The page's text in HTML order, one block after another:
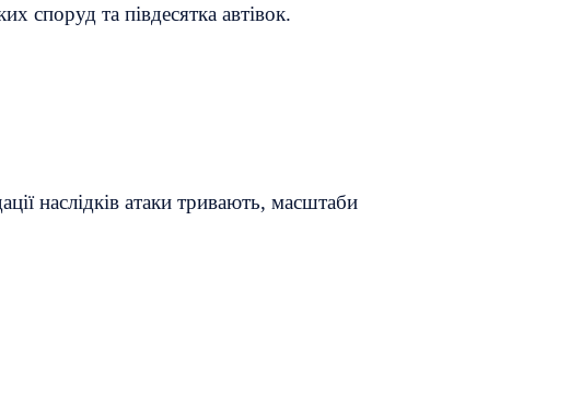
споруд та півдесятка автівок.
наслідків атаки тривають, масштаби